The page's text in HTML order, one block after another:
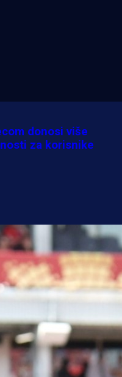
donosi više
za korisnike